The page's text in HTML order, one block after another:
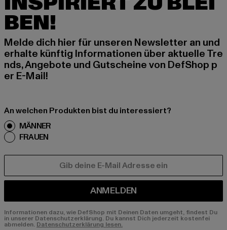
BEN!
Melde dich hier für unseren Newsletter an und
erhalte künftig Informationen über aktuelle Tre
nds, Angebote und Gutscheine von DefShop p
er E-Mail!
An welchen Produkten bist du interessiert?
MÄNNER
FRAUEN
ANMELDEN
Informationen dazu, wie DefShop mit Deinen Daten umgeht, findest Du
in unserer Datenschutzerklärung. Du kannst Dich jederzeit kostenfei
abmelden. Datenschutzerklärung lesen.